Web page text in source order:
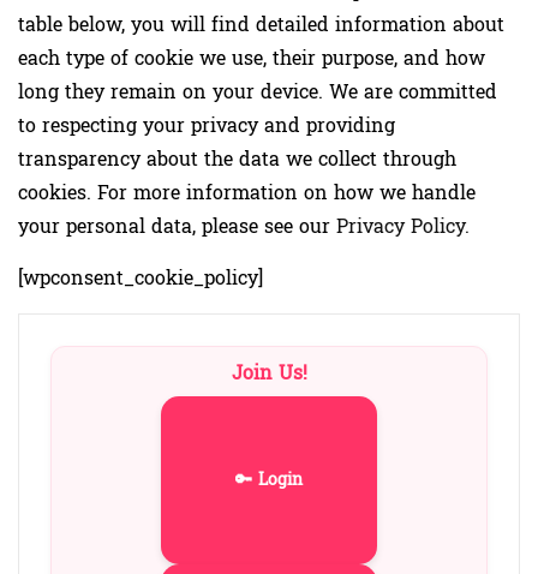
table below, you will find detailed information about
each type of cookie we use, their purpose, and how
long they remain on your device. We are committed
to respecting your privacy and providing
transparency about the data we collect through
cookies. For more information on how we handle
your personal data, please see ourPrivacy Policy.
[wpconsent_cookie_policy]
Join Us!
🔑 Login